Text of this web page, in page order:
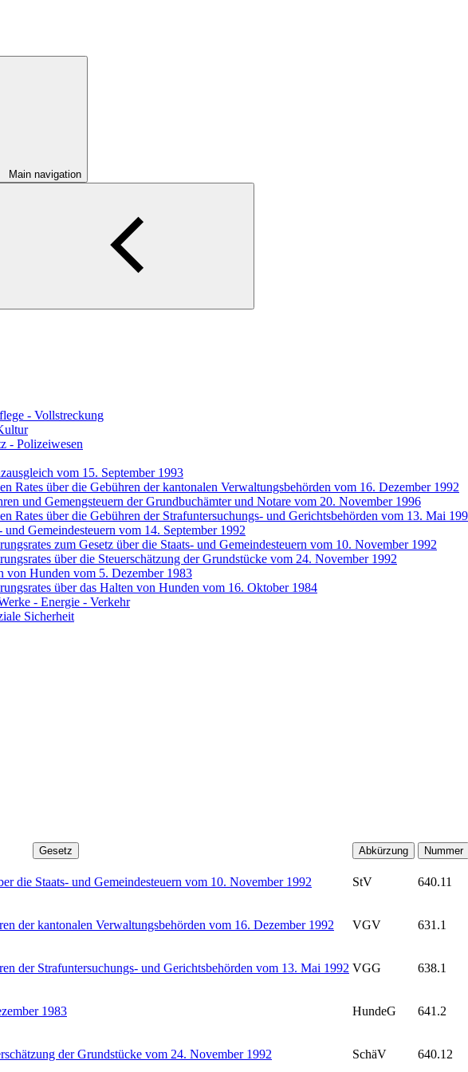
Main navigation
- Vollstreckung
- Polizeiwesen
vom 15. September 1993
Rates über die Gebühren der kantonalen Verwaltungsbehörden vom 16. Dezember 1992
und Gemengsteuern der Grundbuchämter und Notare vom 20. November 1996
Rates über die Gebühren der Strafuntersuchungs- und Gerichtsbehörden vom 13. Mai
und Gemeindesteuern vom 14. September 1992
zum Gesetz über die Staats- und Gemeindesteuern vom 10. November 1992
über die Steuerschätzung der Grundstücke vom 24. November 1992
von Hunden vom 5. Dezember 1983
über das Halten von Hunden vom 16. Oktober 1984
- Energie - Verkehr
Sicherheit
Gesetz Abkürzung Nummer
die Staats- und Gemeindesteuern vom 10. November 1992 StV 640.11
der kantonalen Verwaltungsbehörden vom 16. Dezember 1992 VGV 631.1
der Strafuntersuchungs- und Gerichtsbehörden vom 13. Mai 1992 VGG 638.1
1983 HundeG 641.2
der Grundstücke vom 24. November 1992 SchäV 640.12